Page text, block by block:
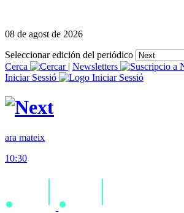
08 de agost de 2026
Seleccionar edición del periódico
Cerca
| Newsletters
Iniciar Sessió
ara mateix
10:30